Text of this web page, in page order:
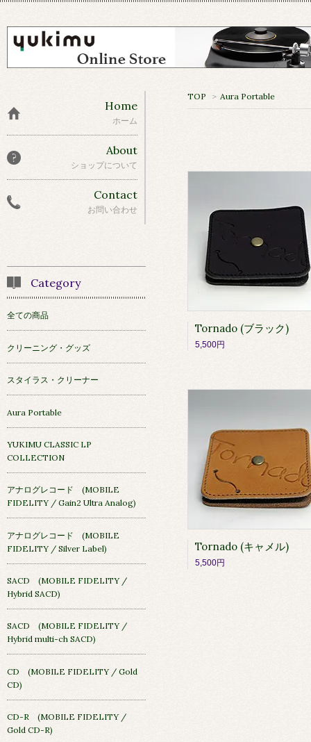
TOP > Aura Portable
Tornado (ブラック)
5,500円
Tornado (キャメル)
5,500円
Home
ホーム
About
ショップについて
Contact
お問い合わせ
Category
全ての商品
クリーニング・グッズ
スタイラス・クリーナー
Aura Portable
YUKIMU CLASSIC LP
COLLECTION
アナログレコード (MOBILE
FIDELITY / Gain2 Ultra Analog)
アナログレコード (MOBILE
FIDELITY / Silver Label)
SACD (MOBILE FIDELITY /
Hybrid SACD)
SACD (MOBILE FIDELITY /
Hybrid multi-ch SACD)
CD (MOBILE FIDELITY / Gold
CD)
CD-R (MOBILE FIDELITY /
Gold CD-R)